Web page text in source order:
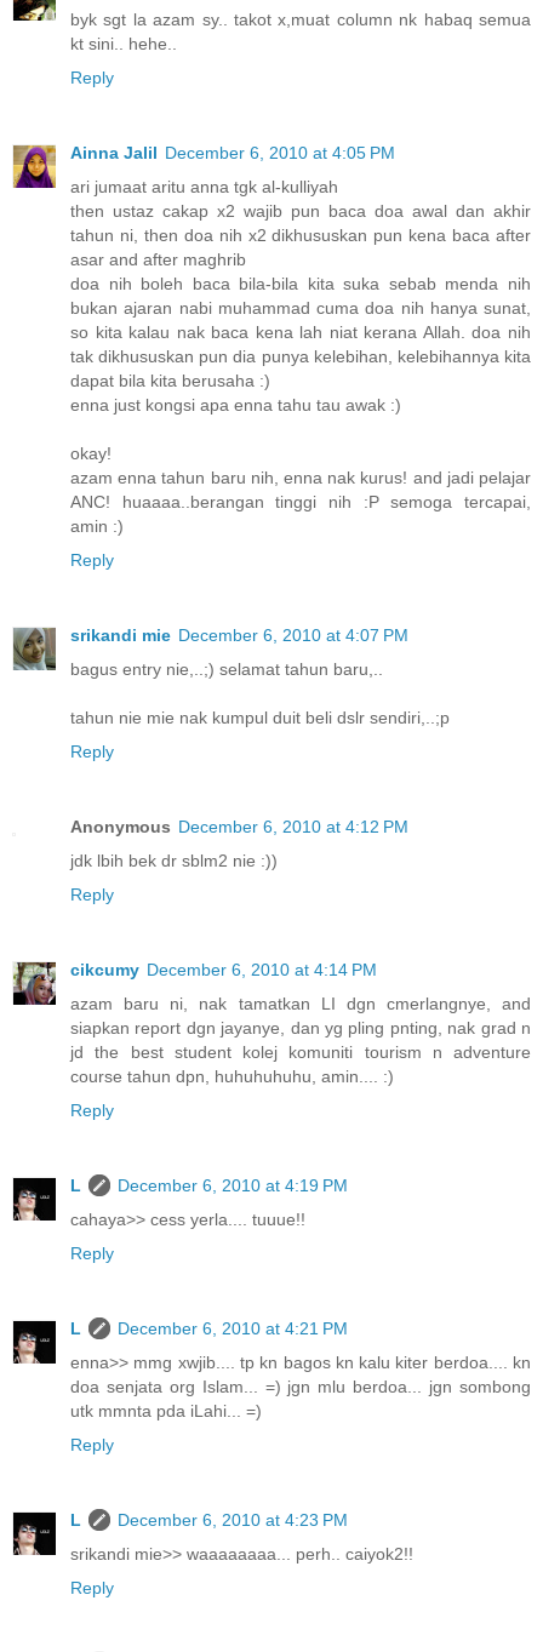
byk sgt la azam sy.. takot x,muat column nk habaq semua
kt sini.. hehe..
Reply
Ainna Jalil December 6, 2010 at 4:05 PM
ari jumaat aritu anna tgk al-kulliyah
then ustaz cakap x2 wajib pun baca doa awal dan akhir
tahun ni, then doa nih x2 dikhususkan pun kena baca after
asar and after maghrib
doa nih boleh baca bila-bila kita suka sebab menda nih
bukan ajaran nabi muhammad cuma doa nih hanya sunat,
so kita kalau nak baca kena lah niat kerana Allah. doa nih
tak dikhususkan pun dia punya kelebihan, kelebihannya kita
dapat bila kita berusaha :)
enna just kongsi apa enna tahu tau awak :)
okay!
azam enna tahun baru nih, enna nak kurus! and jadi pelajar
ANC! huaaaa..berangan tinggi nih :P semoga tercapai,
amin :)
Reply
srikandi mie December 6, 2010 at 4:07 PM
bagus entry nie,..;) selamat tahun baru,..
tahun nie mie nak kumpul duit beli dslr sendiri,..;p
Reply
Anonymous December 6, 2010 at 4:12 PM
jdk lbih bek dr sblm2 nie :))
Reply
cikcumy December 6, 2010 at 4:14 PM
azam baru ni, nak tamatkan LI dgn cmerlangnye, and
siapkan report dgn jayanye, dan yg pling pnting, nak grad n
jd the best student kolej komuniti tourism n adventure
course tahun dpn, huhuhuhuhu, amin.... :)
Reply
L
December 6, 2010 at 4:19 PM
cahaya>> cess yerla.... tuuue!!
Reply
L
December 6, 2010 at 4:21 PM
enna>> mmg xwjib.... tp kn bagos kn kalu kiter berdoa.... kn
doa senjata org Islam... =) jgn mlu berdoa... jgn sombong
utk mmnta pda iLahi... =)
Reply
L
December 6, 2010 at 4:23 PM
srikandi mie>> waaaaaaaa... perh.. caiyok2!!
Reply